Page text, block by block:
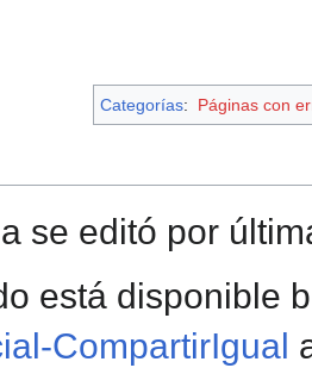
Categorías: Páginas con
se editó por
está disponible
CompartirIgual